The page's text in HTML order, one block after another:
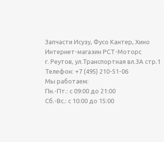
Запчасти Исузу, Фусо Кантер, Хино
Интернет-магазин РСТ-Моторс
г. Реутов, ул.Транспортная вл.3А стр.1
Телефон: +7 (495) 210-51-06
Мы работаем:
Пн.-Пт.: с 09:00 до 21:00
Сб.-Вс.: с 10:00 до 15:00